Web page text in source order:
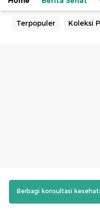
Terpopuler Koleksi
Berbagi konsultasi